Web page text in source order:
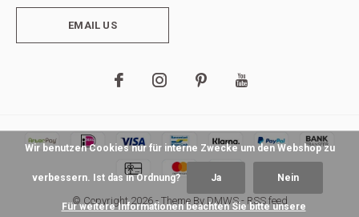
EMAIL US
© Copyright2026- Theme By DMWS- RSS feed
Wir benutzen Cookies nur für interne Zwecke um den Webshop zu
verbessern. Ist das in Ordnung? Ja Nein
Für weitere Informationen beachten Sie bitte unsere